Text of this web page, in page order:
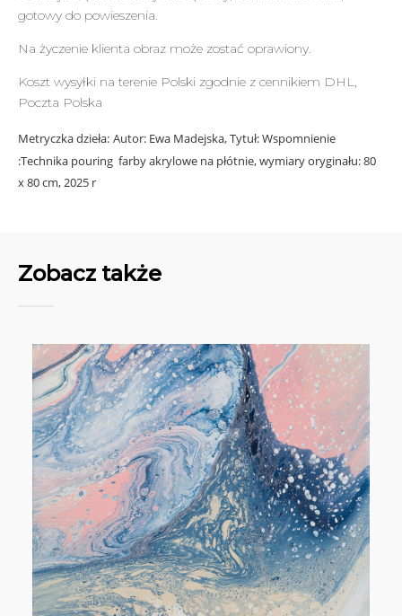
gotowy do powieszenia.
Na życzenie klienta obraz może zostać oprawiony.
Koszt wysyłki na terenie Polski zgodnie z cennikiem DHL,
Poczta Polska
Metryczka dzieła: Autor: Ewa Madejska, Tytuł: Wspomnienie
:Technika pouring farby akrylowe na płótnie, wymiary oryginału: 80
x 80 cm, 2025 r
Zobacz także